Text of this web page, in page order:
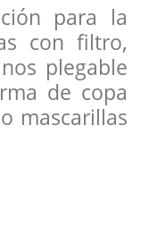
para la
con filtro,
plegable
de copa
mascarillas